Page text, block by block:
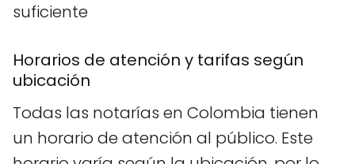
suficiente
Horarios de atención y tarifas según
ubicación
Todas las notarías en Colombia tienen
un horario de atención al público. Este